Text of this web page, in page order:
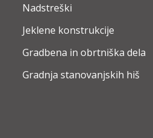
Nadstreški
Jeklene konstrukcije
Gradbena in obrtniška dela
Gradnja stanovanjskih hiš